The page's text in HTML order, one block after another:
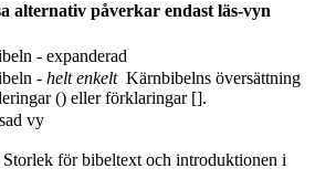
alternativ påverkar endast läs-vyn
- expanderad
- helt enkelt Kärnbibelns översättning
() eller förklaringar [].
vy
Storlek för bibeltext och introduktionen i